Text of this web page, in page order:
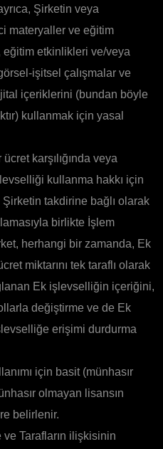
Şirketin veya
materyaller ve eğitim
etkinlikleri ve/veya
işitsel çalışmalar ve
içeriklerini (bundan böyle
kullanmak için yasal
karşılığında veya
kullanma hakkı için
takdirine bağlı olarak
birlikte İşlem
herhangi bir zamanda, Ek
miktarını tek taraflı olarak
Ek işlevselliğin içeriğini,
değiştirme ve de Ek
erişimi durdurma
için basit (münhasır
olmayan lisansın
belirlenir.
Tarafların ilişkisinin